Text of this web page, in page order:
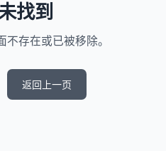
找到
存在或已被移除。
返回上一页